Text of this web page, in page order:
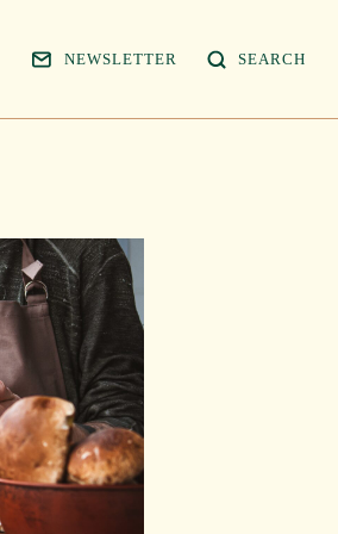
NEWSLETTER SEARCH